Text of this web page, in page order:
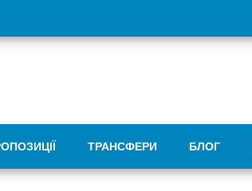
ТРАНСФЕРИ БЛОГ